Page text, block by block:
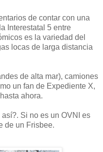
de contar con una
Interestatal 5 entre
es la variedad del
locas de larga distancia
de alta mar), camiones
un fan de Expediente X,
ahora.
Si no es un OVNI es
de un Frisbee.